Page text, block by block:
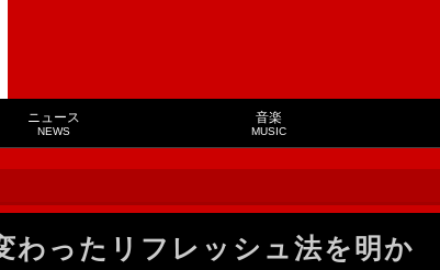
ニュース
NEWS
音楽
MUSIC
わったリフレッシュ法を明か